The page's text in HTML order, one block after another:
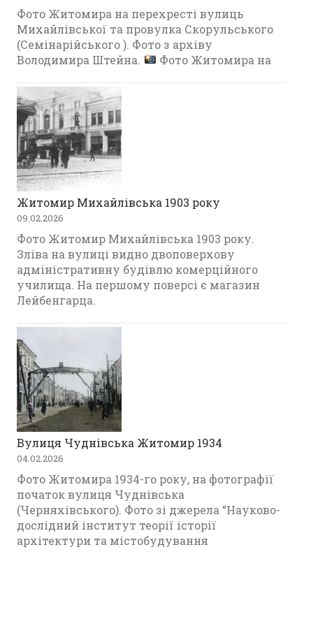
Фото Житомира на перехресті вулиць
Михайлівської та провулка Скорульського
(Семінарійського ). Фото з архіву
Володимира Штейна.
Фото Житомира на
Житомир Михайлівська 1903 року
09.02.2026
Фото Житомир Михайлівська 1903 року.
Зліва на вулиці видно двоповерхову
адміністративну будівлю комерційного
училища. На першому поверсі є магазин
Лейбенгарца.
Вулиця Чуднівська Житомир 1934
04.02.2026
Фото Житомира 1934-го року, на фотографії
початок вулиця Чуднівська
(Черняхівського). Фото зі джерела “Науково-
дослідний інститут теорії історії
архітектури та містобудування